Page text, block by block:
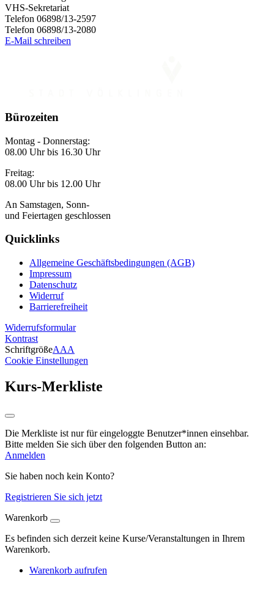
VHS-Sekretariat
Telefon 06898/13-2597
Telefon 06898/13-2080
E-Mail schreiben
Bürozeiten
Montag - Donnerstag:
08.00 Uhr bis 16.30 Uhr
Freitag:
08.00 Uhr bis 12.00 Uhr
An Samstagen, Sonn-
und Feiertagen geschlossen
Quicklinks
Allgemeine Geschäftsbedingungen (AGB)
Impressum
Datenschutz
Widerruf
Barrierefreiheit
Widerrufsformular
Kontrast
SchriftgrößeAAA
Cookie Einstellungen
Kurs-Merkliste
Die Merkliste ist nur für eingeloggte Benutzer*innen einsehbar.
Bitte melden Sie sich über den folgenden Button an:
Anmelden
Sie haben noch kein Konto?
Registrieren Sie sich jetzt
Warenkorb
Es befinden sich derzeit keine Kurse/Veranstaltungen in Ihrem
Warenkorb.
Warenkorb aufrufen